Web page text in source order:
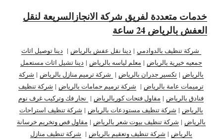
خدمات متعددة لفريق شركة الانجازالسريعة لنقل
العفش بالرياض 24 ساعة
شركة تنظيف بالدوادمي | دينا نقل عفش بالرياض | دينا توصيل اثاث
جمعيه خيرية بالرياض | معلم لياسه بالرياض | دينا تشيل اثاث مستعمل
بالرياض |تكسير جدران بالرياض | شركة ترميم منازل بالرياض | شركة
ترميمات عامة بالرياض | شركة ترميم حمامات بالرياض | شركة تنظيف
فنادق بالرياض | مقاول فتحات كوربالرياض | نجار فك وتركيب غرف نوم
بالرياض | شركة تنظيف مستودعات بالرياض | شركة تنظيف استراحات
بالرياض | شركة تنظيف بيوت شعر بالرياض | مقاول قص وتخريم خرسانة
بالرياض | شركة تنظيف وتعقيم بالرياض | شركة تنظيف منازل